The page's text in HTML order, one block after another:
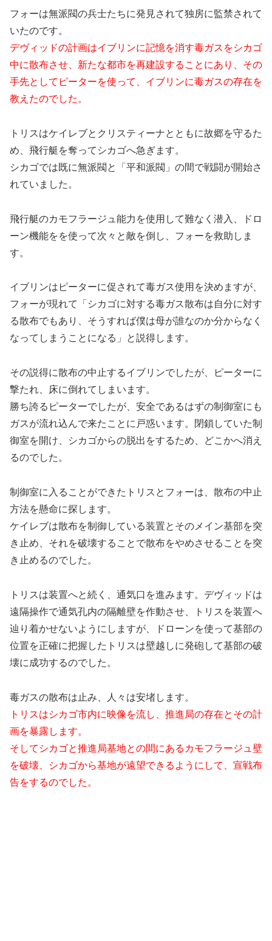
フォーは無派閥の兵士たちに発見されて独房に監禁されて
いたのです。
デヴィッドの計画はイブリンに記憶を消す毒ガスをシカゴ
中に散布させ、新たな都市を再建設することにあり、その
手先としてピーターを使って、イブリンに毒ガスの存在を
教えたのでした。
トリスはケイレブとクリスティーナとともに故郷を守るた
め、飛行艇を奪ってシカゴへ急ぎます。
シカゴでは既に無派閥と「平和派閥」の間で戦闘が開始さ
れていました。
飛行艇のカモフラージュ能力を使用して難なく潜入、ドロ
ーン機能をを使って次々と敵を倒し、フォーを救助しま
す。
イブリンはピーターに促されて毒ガス使用を決めますが、
フォーが現れて「シカゴに対する毒ガス散布は自分に対す
る散布でもあり、そうすれば僕は母が誰なのか分からなく
なってしまうことになる」と説得します。
その説得に散布の中止するイブリンでしたが、ピーターに
撃たれ、床に倒れてしまいます。
勝ち誇るピーターでしたが、安全であるはずの制御室にも
ガスが流れ込んで来たことに戸惑います。閉鎖していた制
御室を開け、シカゴからの脱出をするため、どこかへ消え
るのでした。
制御室に入ることができたトリスとフォーは、散布の中止
方法を懸命に探します。
ケイレブは散布を制御している装置とそのメイン基部を突
き止め、それを破壊することで散布をやめさせることを突
き止めるのでした。
トリスは装置へと続く、通気口を進みます。デヴィッドは
遠隔操作で通気孔内の隔離壁を作動させ、トリスを装置へ
辿り着かせないようにしますが、ドローンを使って基部の
位置を正確に把握したトリスは壁越しに発砲して基部の破
壊に成功するのでした。
毒ガスの散布は止み、人々は安堵します。
トリスはシカゴ市内に映像を流し、推進局の存在とその計
画を暴露します。
そしてシカゴと推進局基地との間にあるカモフラージュ壁
を破壊、シカゴから基地が遠望できるようにして、宣戦布
告をするのでした。